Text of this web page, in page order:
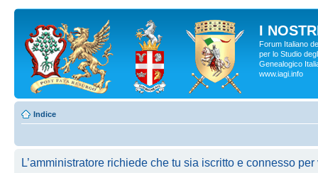
I
Forum Italiano
per lo Studio
Genealogico
www.iagi.info
Indice
L’amministratore richiede che tu sia iscritto e connesso